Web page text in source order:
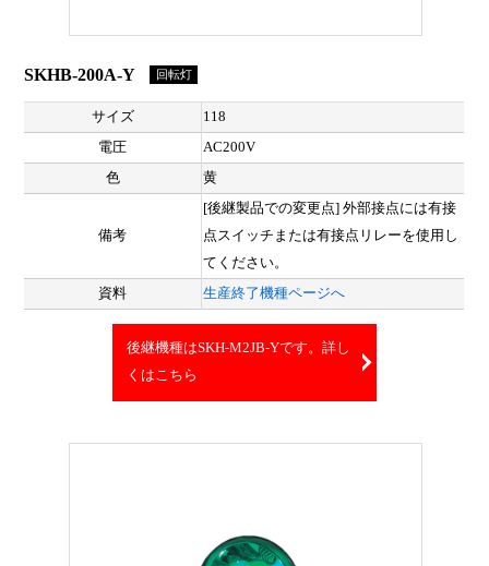
SKHB-200A-Y 回転灯
サイズ
118
電圧
AC200V
色
黄
備考
[後継製品での変更点] 外部接点には有接
点スイッチまたは有接点リレーを使用し
てください。
資料
生産終了機種ページへ
後継機種はSKH-M2JB-Yです。詳し
くはこちら